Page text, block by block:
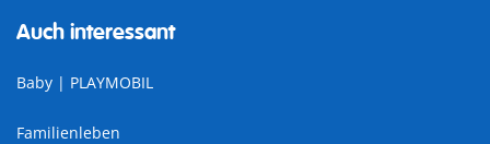
Auch interessant
Baby | PLAYMOBIL
Familienleben